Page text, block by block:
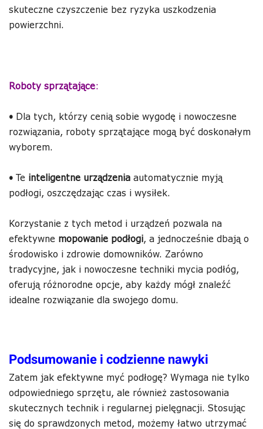
skuteczne czyszczenie bez ryzyka uszkodzenia
powierzchni.
Roboty sprzątające:
• Dla tych, którzy cenią sobie wygodę i nowoczesne
rozwiązania, roboty sprzątające mogą być doskonałym
wyborem.
• Te inteligentne urządzenia automatycznie myją
podłogi, oszczędzając czas i wysiłek.
Korzystanie z tych metod i urządzeń pozwala na
efektywne mopowanie podłogi, a jednocześnie dbają o
środowisko i zdrowie domowników. Zarówno
tradycyjne, jak i nowoczesne techniki mycia podłóg,
oferują różnorodne opcje, aby każdy mógł znaleźć
idealne rozwiązanie dla swojego domu.
Podsumowanie i codzienne nawyki
Zatem jak efektywne myć podłogę? Wymaga nie tylko
odpowiedniego sprzętu, ale również zastosowania
skutecznych technik i regularnej pielęgnacji. Stosując
się do sprawdzonych metod, możemy łatwo utrzymać